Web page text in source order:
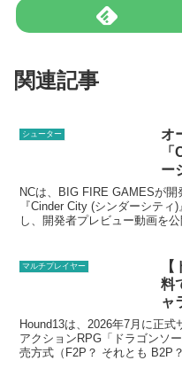
関連記事
シューター
オ
ー
公
NCは、BIG FIRE GAMESが
『Cinder City (シンダーシテ
し、開発者プレビュー動画を
マルチプレイヤー
料
ャ
可
Hound13は、2026年7月に正
アクションRPG「ドラゴンソ
売方式（F2P？ それとも B2P